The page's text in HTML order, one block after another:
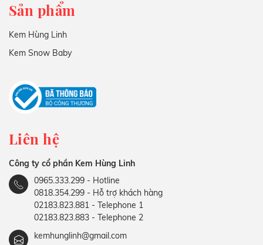
Sản phẩm
Kem Hùng Linh
Kem Snow Baby
Liên hệ
Công ty cổ phần Kem Hùng Linh
0965.333.299 - Hotline
0818.354.299 - Hỗ trợ khách hàng
02183.823.881 - Telephone 1
02183.823.883 - Telephone 2
kemhunglinh@gmail.com